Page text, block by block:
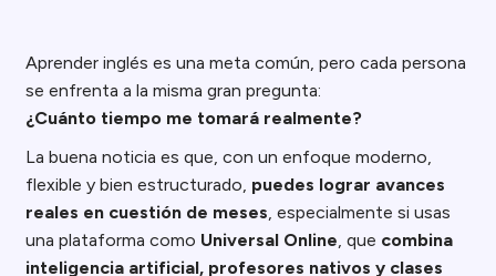
Aprender inglés es una meta común, pero cada persona
se enfrenta a la misma gran pregunta:
¿Cuánto tiempo me tomará realmente?
La buena noticia es que, con un enfoque moderno,
flexible y bien estructurado, puedes lograr avances
reales en cuestión de meses, especialmente si usas
una plataforma como Universal Online, que combina
inteligencia artificial, profesores nativos y clases